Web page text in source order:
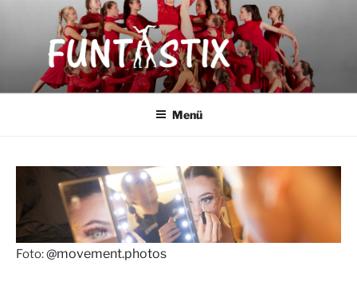
FUNTASTIX
Showakrobatik
Menü
Foto:@movement.photos